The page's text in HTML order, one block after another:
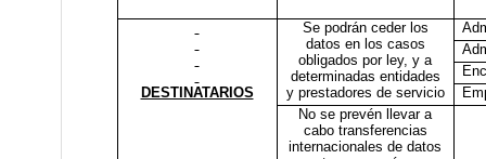
DESTINATARIOS
Se podrán ceder los
datos en los casos
obligados por ley, y a
determinadas entidades
y prestadores de servicio
No se prevén llevar a
cabo transferencias
internacionales de datos